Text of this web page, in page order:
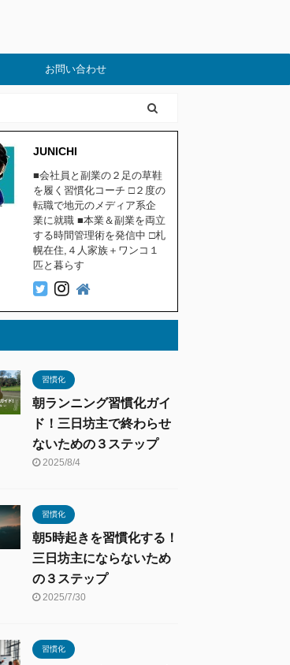
お問い合わせ
JUNICHI
■会社員と副業の２足の草鞋
を履く習慣化コーチ □２度の
転職で地元のメディア系企
業に就職 ■本業＆副業を両立
する時間管理術を発信中 □札
幌在住,４人家族＋ワンコ１
匹と暮らす
習慣化
朝ランニング習慣化ガイ
ド！三日坊主で終わらせ
ないための３ステップ
2025/8/4
習慣化
朝5時起きを習慣化する！
三日坊主にならないため
の３ステップ
2025/7/30
習慣化